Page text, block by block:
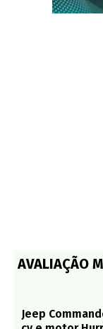
AVALIAÇÃO
Jeep